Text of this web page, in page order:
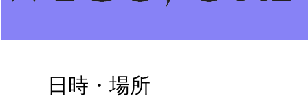
日時・場所